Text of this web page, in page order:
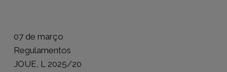
07 de março
Regulamentos
JOUE, L 2025/20